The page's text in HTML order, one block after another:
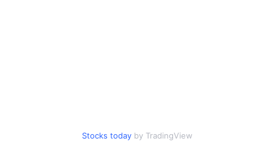
Stocks today by TradingView